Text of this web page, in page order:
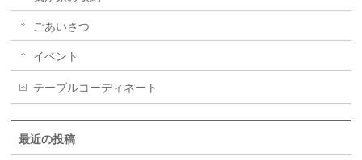
ごあいさつ
イベント
テーブルコーディネート
最近の投稿